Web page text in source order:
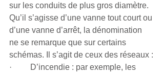
sur les conduits de plus gros diamètre.
Qu’il s’agisse d’une vanne tout court ou
d’une vanne d’arrêt, la dénomination
ne se remarque que sur certains
schémas. Il s’agit de ceux des réseaux :
·         D’incendie : par exemple, les